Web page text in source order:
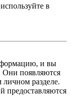
в
и вы
Они появляются
разделе.
предоставляются